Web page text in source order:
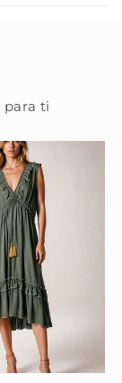
para ti